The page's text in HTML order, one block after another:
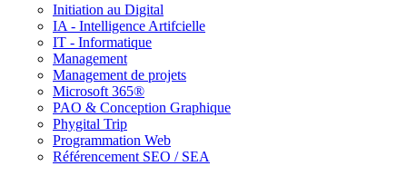
Initiation au Digital
IA - Intelligence Artifcielle
IT - Informatique
Management
Management de projets
Microsoft 365®
PAO & Conception Graphique
Phygital Trip
Programmation Web
Référencement SEO / SEA